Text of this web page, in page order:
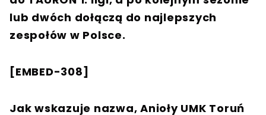
lub dwóch dołączą do najlepszych
zespołów w Polsce.
[EMBED-308]
Jak wskazuje nazwa, Anioły UMK Toruń